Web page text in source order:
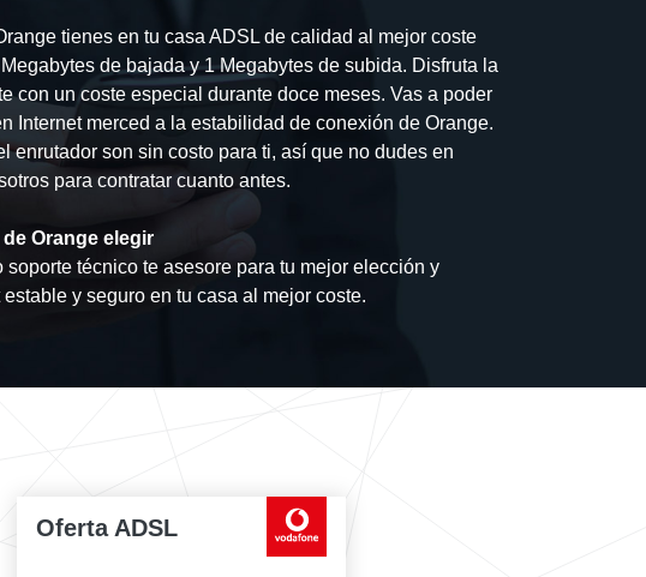
tienes en tu casa ADSL de calidad al mejor coste
de bajada y 1 Megabytes de subida. Disfruta la
con un coste especial durante doce meses. Vas a poder
Internet merced a la estabilidad de conexión de Orange.
enrutador son sin costo para ti, así que no dudes en
para contratar cuanto antes.
Orange elegir
soporte técnico te asesore para tu mejor elección y
y seguro en tu casa al mejor coste.
Oferta ADSL